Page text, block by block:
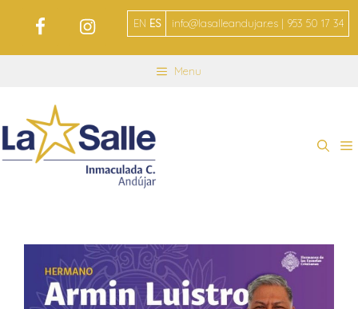
EN ES info@lasalleandujar.es | 953 50 17 34
Menu